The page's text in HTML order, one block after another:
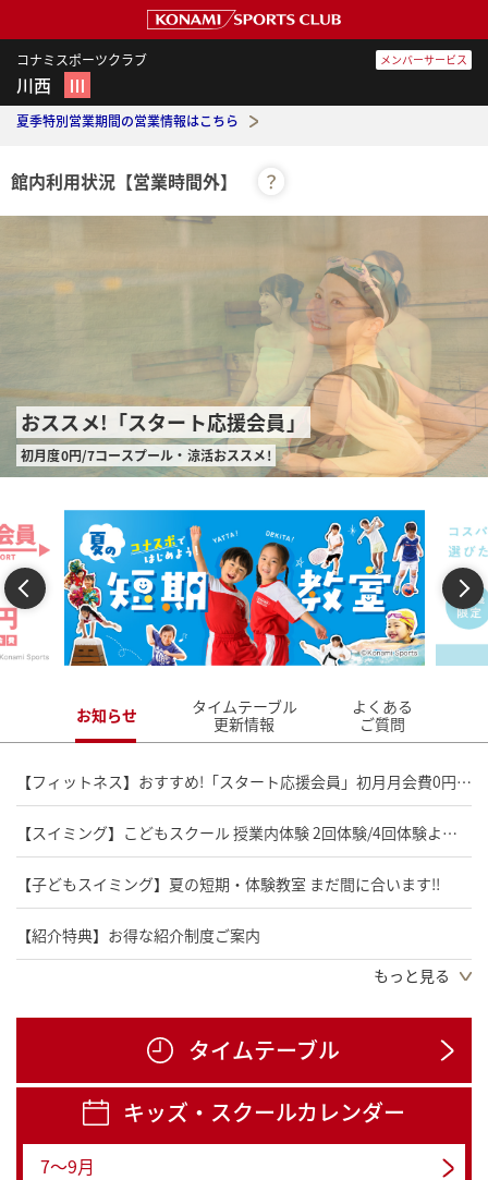
コナミスポーツクラブ
川西 Ⅲ
メンバーサービス
夏季特別営業期間の営業情報はこちら
館内利用状況 【営業時間外】 ？
おススメ!「スタート応援会員」
初月度0円/7コースプール・涼活おススメ!
Previous Next
お知らせ
タイムテーブル
更新情報
よくある
ご質問
【フィットネス】おすすめ!「スタート応援会員」初月月会費0円!!さらに全国どこでもフリー利用!
【スイミング】こどもスクール 授業内体験 2回体験/4回体験よりお選びいただけます!
【子どもスイミング】夏の短期・体験教室 まだ間に合います!!
【紹介特典】お得な紹介制度ご案内
【NEW/フィットネス】コナミスポーツクラブの新しいパーソナルプログラム「トレーニングパートナー」
【学生必見/16歳～22歳限定】おススメ料金プラン「U-22ライト」3,850円(税込)
【プール利用について】2026年度 学校水泳授業実施によるプール利用について
もっと見る
タイムテーブル
キッズ・スクールカレンダー
7～9月